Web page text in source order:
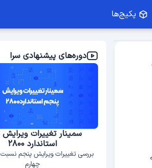
پکیج‌ها
دوره‌های پیشنهادی سرا
به ویرایش
از پی تا بام
صفر تا صد اجرای ساختمان